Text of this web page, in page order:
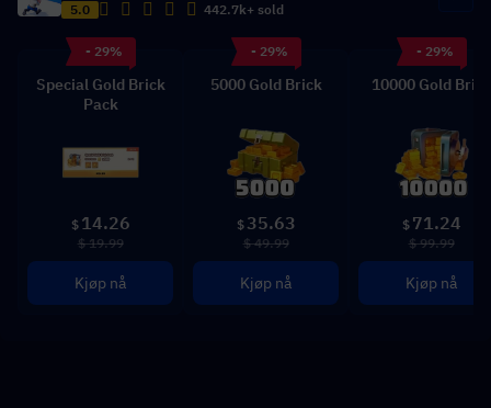
5.0 442.7k+ sold
- 29%
Special Gold Brick
Pack
$ 14.26
$ 19.99
Kjøp nå
- 29%
5000 Gold Brick
$ 35.63
$ 49.99
Kjøp nå
- 29%
10000 Gold Brick
$ 71.24
$ 99.99
Kjøp nå